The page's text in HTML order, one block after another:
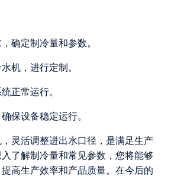
确定制冷量和参数。
机，进行定制。
正常运行。
保设备稳定运行。
灵活调整进出水口径，是满足生产
了解制冷量和常见参数，您将能够
高生产效率和产品质量。在今后的